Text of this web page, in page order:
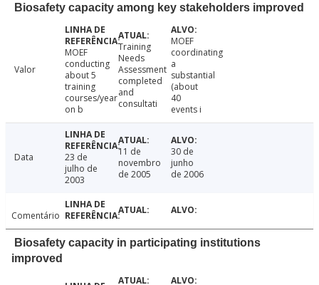
Biosafety capacity among key stakeholders improved
Valor
MOEF
conducting
about 5
training
courses/year
on b
Training
Needs
Assessment
completed
and
consultati
MOEF
coordinating
a
substantial
(about
40
events i
Data
23 de
julho de
2003
11 de
novembro
de 2005
30 de
junho
de 2006
Comentário
Biosafety capacity in participating institutions
improved